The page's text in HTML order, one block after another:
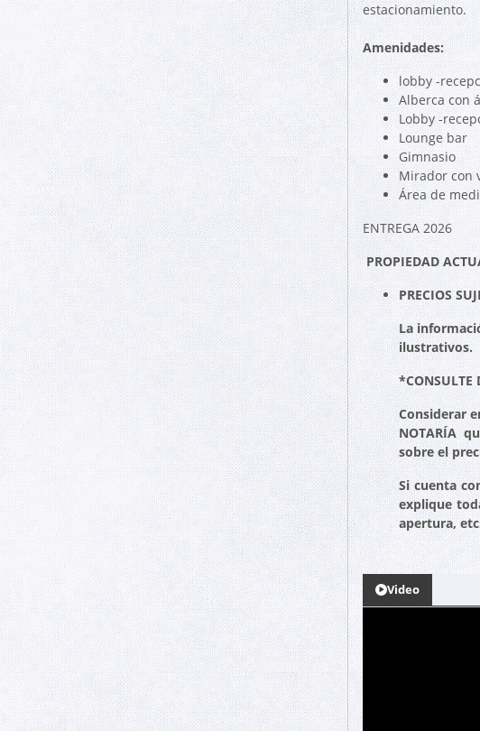
estacionamiento.
Amenidades:
lobby -
Alberca con
Lobby -
Lounge bar
Gimnasio
Mirador con
Área de
ENTREGA 2026
PROPIEDAD
PRECIOS
La
ilustrativos.
*CONSULTE
Considerar
NOTARÍA
sobre el
Si cuenta
explique
apertura,
Video